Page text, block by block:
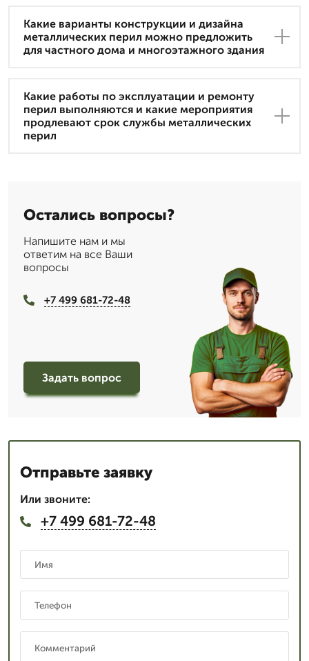
Какие варианты конструкции и дизайна
металлических перил можно предложить
для частного дома и многоэтажного здания
Какие работы по эксплуатации и ремонту
перил выполняются и какие мероприятия
продлевают срок службы металлических
перил
Остались вопросы?
Напишите нам и мы
ответим на все Ваши
вопросы
+7 499 681-72-48
Задать вопрос
Отправьте заявку
Или звоните:
+7 499 681-72-48